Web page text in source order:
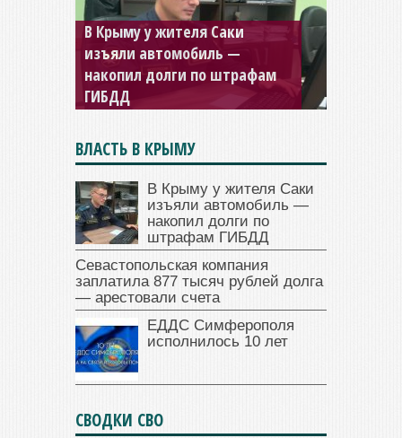
В Крыму у жителя Саки
изъяли автомобиль —
накопил долги по штрафам
ГИБДД
Севастопольская компания
заплатила 877 тысяч рублей
долга — арестовали счета
ВЛАСТЬ В КРЫМУ
В Крыму у жителя Саки
изъяли автомобиль —
накопил долги по
штрафам ГИБДД
Севастопольская компания
заплатила 877 тысяч рублей долга
— арестовали счета
ЕДДС Симферополя
исполнилось 10 лет
СВОДКИ СВО